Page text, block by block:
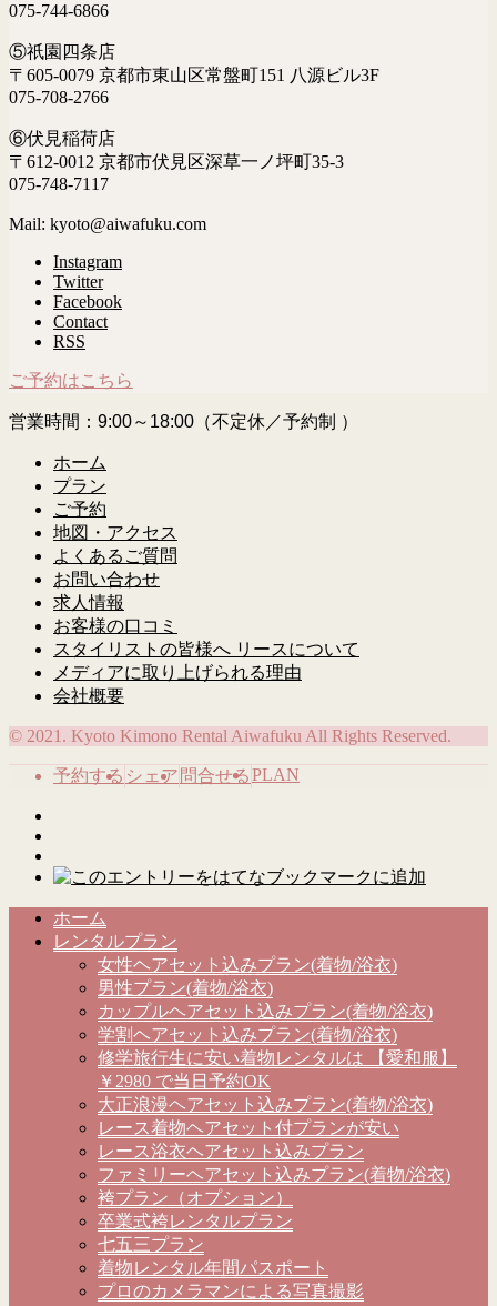
075-744-6866
⑤祇園四条店
〒605-0079 京都市東山区常盤町151 八源ビル3F
075-708-2766
⑥伏見稲荷店
〒612-0012 京都市伏見区深草一ノ坪町35-3
075-748-7117
Mail: kyoto@aiwafuku.com
Instagram
Twitter
Facebook
Contact
RSS
ご予約はこちら
営業時間：9:00～18:00（不定休／予約制 ）
ホーム
プラン
ご予約
地図・アクセス
よくあるご質問
お問い合わせ
求人情報
お客様の口コミ
スタイリストの皆様へ リースについて
メディアに取り上げられる理由
会社概要
© 2021. Kyoto Kimono Rental Aiwafuku All Rights Reserved.
予約する シェア 問合せるPLAN
ホーム
レンタルプラン
女性ヘアセット込みプラン(着物/浴衣)
男性プラン(着物/浴衣)
カップルヘアセット込みプラン(着物/浴衣)
学割ヘアセット込みプラン(着物/浴衣)
修学旅行生に安い着物レンタルは 【愛和服】
￥2980 で当日予約OK
大正浪漫ヘアセット込みプラン(着物/浴衣)
レース着物ヘアセット付プランが安い
レース浴衣ヘアセット込みプラン
ファミリーヘアセット込みプラン(着物/浴衣)
袴プラン（オプション）
卒業式袴レンタルプラン
七五三プラン
着物レンタル年間パスポート
プロのカメラマンによる写真撮影